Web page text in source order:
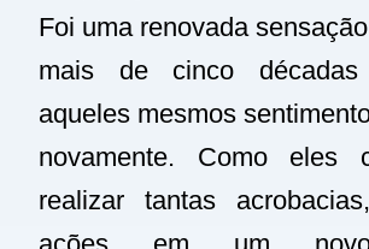
Foi uma renovada
mais de cinco décadas
aqueles mesmos
novamente. Como eles
realizar tantas